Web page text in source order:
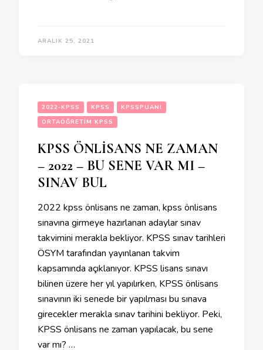
ARALIK 25, 2021
2022-KPSS KPSS
KPSSPUANI
ORTAÖĞRETIM KPSS
KPSS ÖNLİSANS NE ZAMAN
– 2022 – BU SENE VAR MI –
SINAV BUL
2022 kpss önlisans ne zaman, kpss önlisans
sınavına girmeye hazırlanan adaylar sınav
takvimini merakla bekliyor. KPSS sınav tarihleri
ÖSYM tarafından yayınlanan takvim
kapsamında açıklanıyor. KPSS lisans sınavı
bilinen üzere her yıl yapılırken, KPSS önlisans
sınavının iki senede bir yapılması bu sınava
girecekler merakla sınav tarihini bekliyor. Peki,
KPSS önlisans ne zaman yapılacak, bu sene
var mı? …